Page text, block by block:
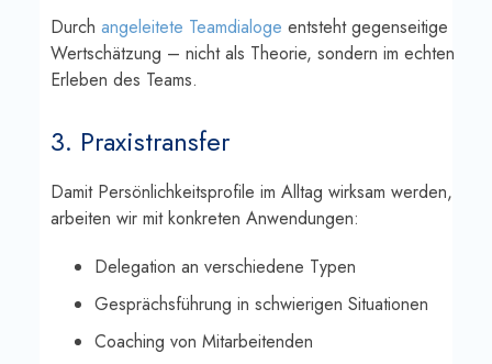
Durch angeleitete Teamdialoge entsteht gegenseitige
Wertschätzung – nicht als Theorie, sondern im echten
Erleben des Teams.
3. Praxistransfer
Damit Persönlichkeitsprofile im Alltag wirksam werden,
arbeiten wir mit konkreten Anwendungen:
Delegation an verschiedene Typen
Gesprächsführung in schwierigen Situationen
Coaching von Mitarbeitenden